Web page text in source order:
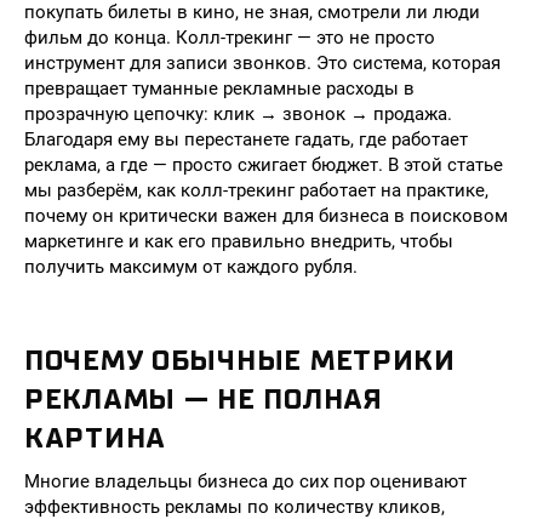
покупать билеты в кино, не зная, смотрели ли люди
фильм до конца. Колл-трекинг — это не просто
инструмент для записи звонков. Это система, которая
превращает туманные рекламные расходы в
прозрачную цепочку: клик → звонок → продажа.
Благодаря ему вы перестанете гадать, где работает
реклама, а где — просто сжигает бюджет. В этой статье
мы разберём, как колл-трекинг работает на практике,
почему он критически важен для бизнеса в поисковом
маркетинге и как его правильно внедрить, чтобы
получить максимум от каждого рубля.
ПОЧЕМУ ОБЫЧНЫЕ МЕТРИКИ
РЕКЛАМЫ — НЕ ПОЛНАЯ
КАРТИНА
Многие владельцы бизнеса до сих пор оценивают
эффективность рекламы по количеству кликов,